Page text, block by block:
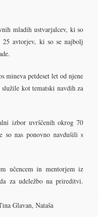
mladih ustvarjalcev, ki so
25 avtorjev, ki so se najbolj
mineva petdeset let od njene
kot tematski navdih za
izbor uvrščenih okrog 70
nas ponovno navdušili s
učencem in mentorjem iz
za udeležbo na prireditvi.
Glavan, Nataša